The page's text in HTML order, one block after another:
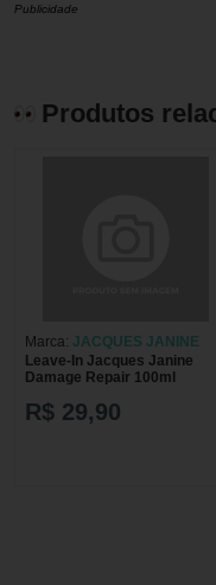
Publicidade
Produtos
Marca: JACQUES JANINE
Leave-In Jacques Janine
Damage Repair 100ml
R$ 29,90